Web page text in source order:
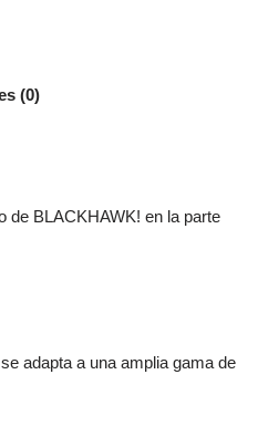
(0)
de BLACKHAWK! en la parte
adapta a una amplia gama de